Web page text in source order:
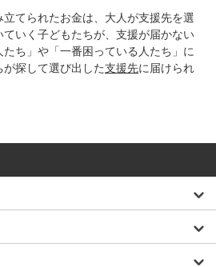
てられたお金は、大人が支援先を選
いく子どもたちが、支援が届かない
たち」や「一番困っている人たち」に
探して選び出した支援先に届けられ